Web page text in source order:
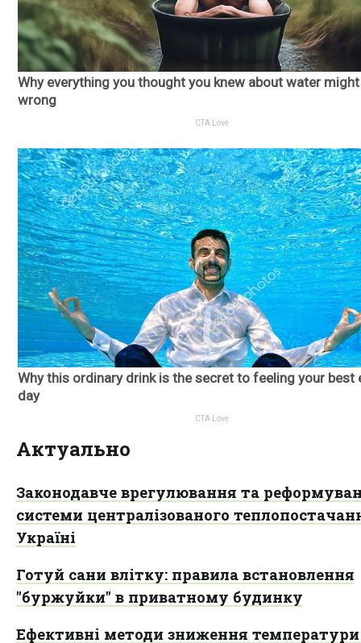
Актуально
Законодавче врегулювання та
системи централізованого
Україні
Готуй сани влітку: правила встановлення
"буржуйки" в приватному будинку
Ефективні методи зниження